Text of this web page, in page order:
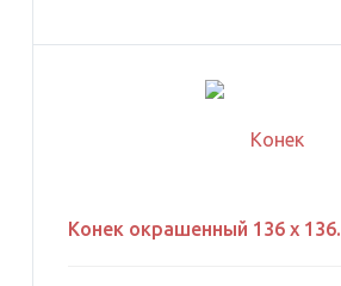
Конек окрашенный 136 х 136.